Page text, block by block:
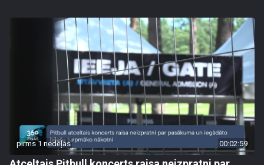
pirms 1 nedēļas 00:02:59